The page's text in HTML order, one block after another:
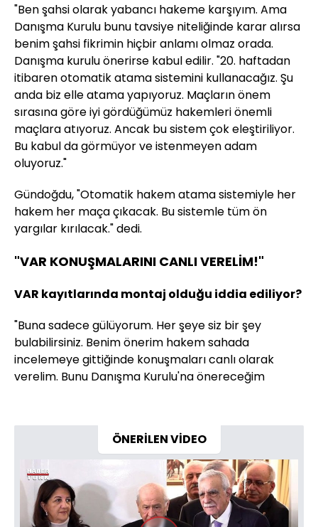
"Ben şahsi olarak yabancı hakeme karşıyım. Ama
Danışma Kurulu bunu tavsiye niteliğinde karar alırsa
benim şahsi fikrimin hiçbir anlamı olmaz orada.
Danışma kurulu önerirse kabul edilir. "20. haftadan
itibaren otomatik atama sistemini kullanacağız. Şu
anda biz elle atama yapıyoruz. Maçların önem
sırasına göre iyi gördüğümüz hakemleri önemli
maçlara atıyoruz. Ancak bu sistem çok eleştiriliyor.
Bu kabul da görmüyor ve istenmeyen adam
oluyoruz."
Gündoğdu, "Otomatik hakem atama sistemiyle her
hakem her maça çıkacak. Bu sistemle tüm ön
yargılar kırılacak." dedi.
"VAR KONUŞMALARINI CANLI VERELİM!"
VAR kayıtlarında montaj olduğu iddia ediliyor?
"Buna sadece gülüyorum. Her şeye siz bir şey
bulabilirsiniz. Benim önerim hakem sahada
incelemeye gittiğinde konuşmaları canlı olarak
verelim. Bunu Danışma Kurulu'na önereceğim
ÖNERİLEN VİDEO